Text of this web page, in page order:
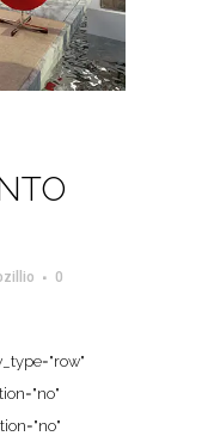
0